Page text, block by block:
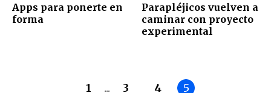
Apps para ponerte en
forma
Parapléjicos vuelven a
caminar con proyecto
experimental
1 ... 3 4 5